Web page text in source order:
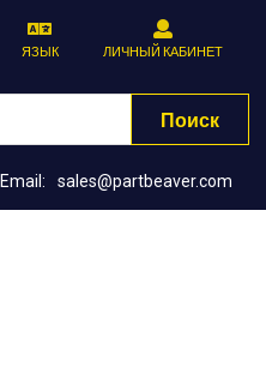
ЯЗЫК ЛИЧНЫЙ КАБИНЕТ
Поиск
Email: sales@partbeaver.com